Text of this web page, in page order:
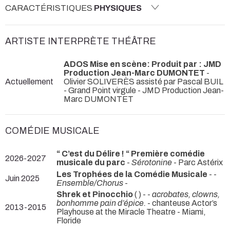
CARACTÉRISTIQUES PHYSIQUES
ARTISTE INTERPRÈTE THÉÂTRE
Actuellement
ADOS Mise en scène: Produit par : JMD
Production Jean-Marc DUMONTET -
Olivier SOLIVERÈS assisté par Pascal BUIL
- Grand Point virgule - JMD Production Jean-
Marc DUMONTET
COMÉDIE MUSICALE
2026-2027
“ C’est du Délire ! “ Première comédie
musicale du parc - Sérotonine - Parc Astérix
Juin 2025
Les Trophées de la Comédie Musicale - -
Ensemble/Chorus -
2013-2015
Shrek et Pinocchio( ) - - acrobates, clowns,
bonhomme pain d’épice. - chanteuse Actor’s
Playhouse at the Miracle Theatre - Miami,
Floride